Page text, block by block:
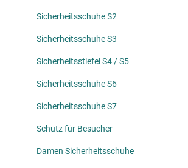
Sicherheitsschuhe S2
Sicherheitsschuhe S3
Sicherheitsstiefel S4 / S5
Sicherheitsschuhe S6
Sicherheitsschuhe S7
Schutz für Besucher
Damen Sicherheitsschuhe